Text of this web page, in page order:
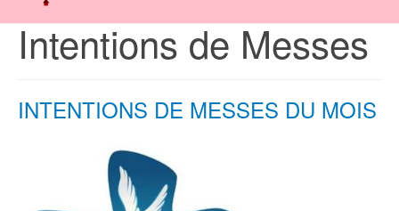
Intentions de Messes
INTENTIONS DE MESSES DU MOIS